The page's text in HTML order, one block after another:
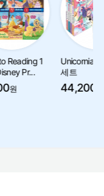
Unicornia 챕터북 6종
세트